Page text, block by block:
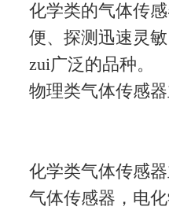
化学类的气体传
便、探测迅速灵
zui广泛的品种。
物理类气体传感
化学类气体传感
气体传感器，电